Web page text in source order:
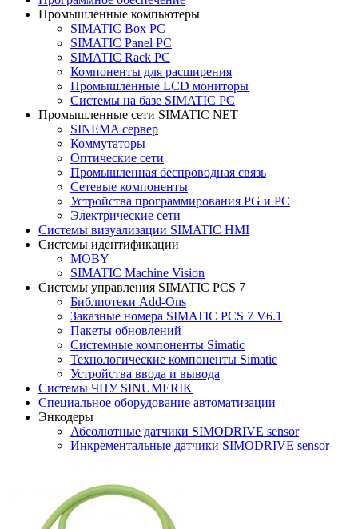
Промышленные компьютеры
SIMATIC Box PC
SIMATIC Panel PС
SIMATIC Rack PC
Компоненты для расширения
Промышленные LCD мониторы
Системы на базе SIMATIC PC
Промышленные сети SIMATIC NET
SINEMA сервер
Коммутаторы
Оптические сети
Промышленная беспроводная связь
Сетевые компоненты
Устройства программирования PG и PC
Электрические сети
Системы визуализации SIMATIC HMI
Системы идентификации
MOBY
SIMATIC Machine Vision
Системы управления SIMATIC PCS 7
Библиотеки Add-Ons
Заказные номера SIMATIC PCS 7 V6.1
Пакеты обновлений
Системные компоненты Simatic
Технологические компоненты Simatic
Устройства ввода и вывода
Системы ЧПУ SINUMERIK
Специальное оборудование автоматизации
Энкодеры
Абсолютные датчики SIMODRIVE sensor
Инкрементальные датчики SIMODRIVE sensor